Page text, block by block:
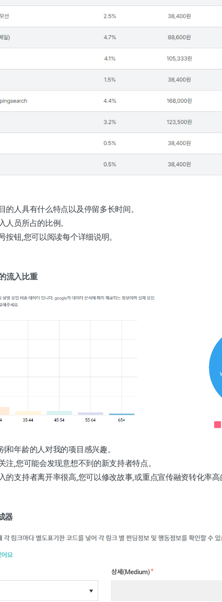
的人具有什么特点以及停留多长时间。
人员所占的比例。
按钮,您可以阅读每个详细说明。
流入比重
和年龄的人对我的项目感兴趣。
注,您可能会发现意想不到的新支持者特点。
的支持者离开率很高,您可以修改故事,或重点宣传融资转化率
器